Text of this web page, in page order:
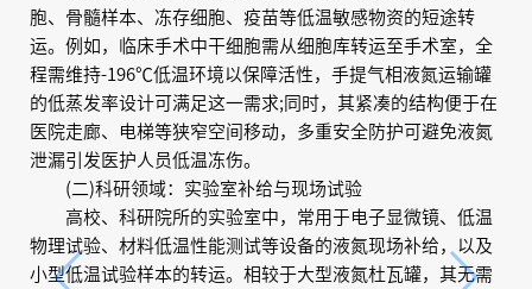
胞、骨髓样本、冻存细胞、疫苗等低温敏感物资的短途转
运。例如，临床手术中干细胞需从细胞库转运至手术室，全
程需维持-196℃低温环境以保障活性，手提气相液氮运输罐
的低蒸发率设计可满足这一需求;同时，其紧凑的结构便于在
医院走廊、电梯等狭窄空间移动，多重安全防护可避免液氮
泄漏引发医护人员低温冻伤。
(二)科研领域：实验室补给与现场试验
高校、科研院所的实验室中，常用于电子显微镜、低温
物理试验、材料低温性能测试等设备的液氮现场补给，以及
小型低温试验样本的转运。相较于大型液氮杜瓦罐，其无需